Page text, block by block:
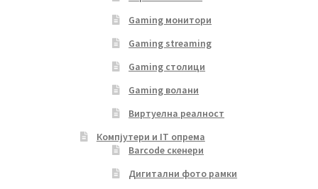
Gaming монитори
Gaming streaming
Gaming столици
Gaming волани
Виртуелна реалност
Компјутери и IT опрема
Barcode скенери
Дигитални фото рамки